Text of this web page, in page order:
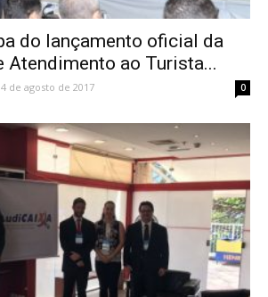
do lançamento oficial da
Atendimento ao Turista...
4 de agosto de 2017 0